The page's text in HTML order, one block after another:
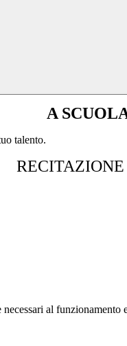
A
talento.
al